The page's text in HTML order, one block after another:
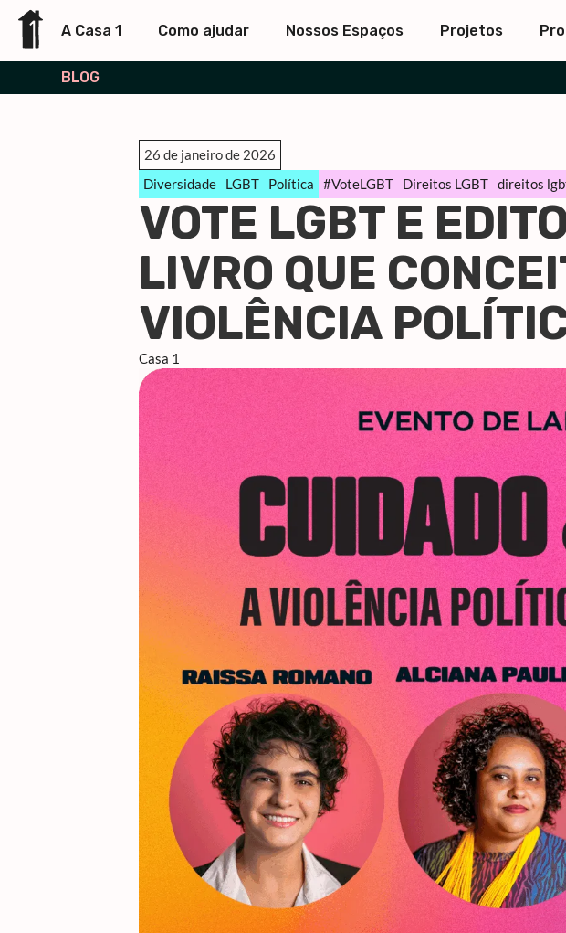
A Casa 1 Como ajudar Nossos Espaços Projetos
BLOG
26 de janeiro de 2026
Diversidade
LGBT Política #VoteLGBT Direitos LGBT direitos
VOTE LGBT E
LIVRO QUE
VIOLÊNCIA
Casa 1